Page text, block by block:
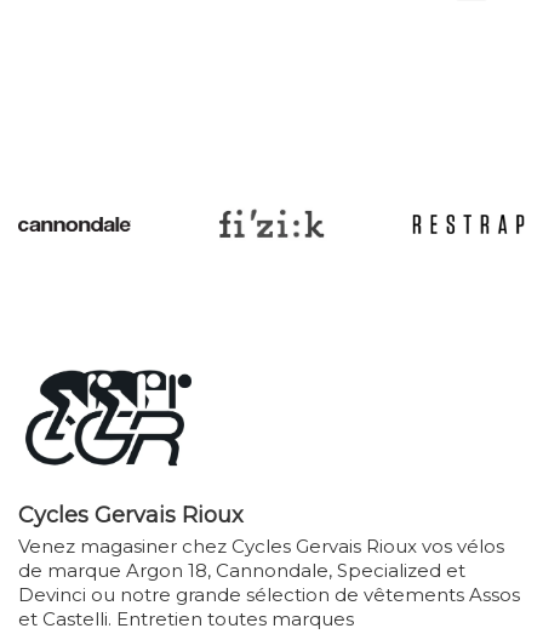
Cycles Gervais Rioux
Venez magasiner chez Cycles Gervais Rioux vos vélos
de marque Argon 18, Cannondale, Specialized et
Devinci ou notre grande sélection de vêtements Assos
et Castelli. Entretien toutes marques